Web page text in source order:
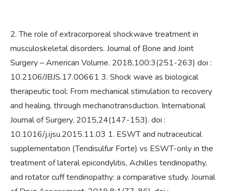
2. The role of extracorporeal shockwave treatment in
musculoskeletal disorders. Journal of Bone and Joint
Surgery – American Volume. 2018,100:3(251-263) doi :
10.2106/JBJS.17.00661 3. Shock wave as biological
therapeutic tool: From mechanical stimulation to recovery
and healing, through mechanotransduction. International
Journal of Surgery. 2015,24(147-153). doi :
10.1016/j.ijsu.2015.11.03 1. ESWT and nutraceutical
supplementation (Tendisulfur Forte) vs ESWT-only in the
treatment of lateral epicondylitis, Achilles tendinopathy,
and rotator cuff tendinopathy: a comparative study. Journal